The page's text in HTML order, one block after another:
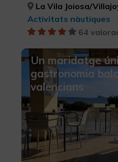
La Vila Joiosa/
Activitats nàutiques
64
Un maridatge
gastronomia
valencians